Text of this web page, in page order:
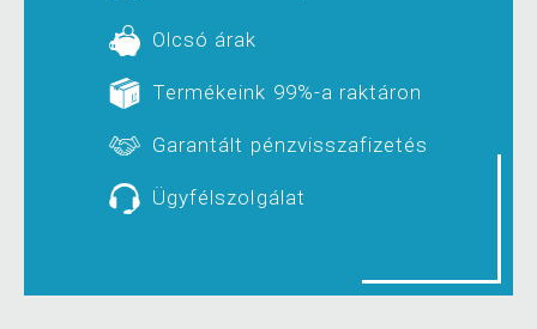
Olcsó árak
Termékeink 99%-a raktáron
Garantált pénzvisszafizetés
Ügyfélszolgálat